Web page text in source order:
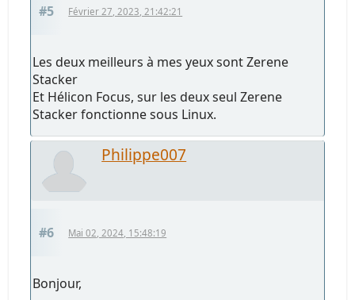
#5 Février 27, 2023, 21:42:21
Les deux meilleurs à mes yeux sont Zerene
Stacker
Et Hélicon Focus, sur les deux seul Zerene
Stacker fonctionne sous Linux.
Philippe007
#6 Mai 02, 2024, 15:48:19
Bonjour,